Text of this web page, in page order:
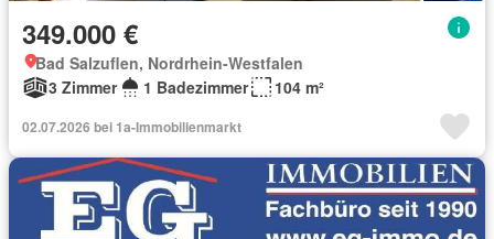
349.000 €
Bad Salzuflen, Nordrhein-Westfalen
3 Zimmer
1 Badezimmer 104 m²
02.07.2026 bei 1a-Immobilienmarkt